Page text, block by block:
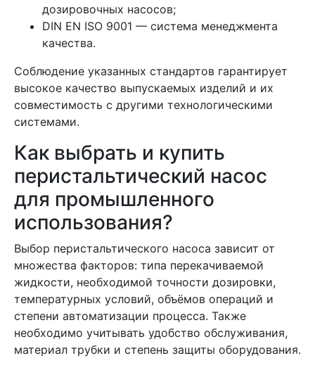
дозировочных насосов;
DIN EN ISO 9001 — система менеджмента
качества.
Соблюдение указанных стандартов гарантирует
высокое качество выпускаемых изделий и их
совместимость с другими технологическими
системами.
Как выбрать и купить
перистальтический насос
для промышленного
использования?
Выбор перистальтического насоса зависит от
множества факторов: типа перекачиваемой
жидкости, необходимой точности дозировки,
температурных условий, объёмов операций и
степени автоматизации процесса. Также
необходимо учитывать удобство обслуживания,
материал трубки и степень защиты оборудования.